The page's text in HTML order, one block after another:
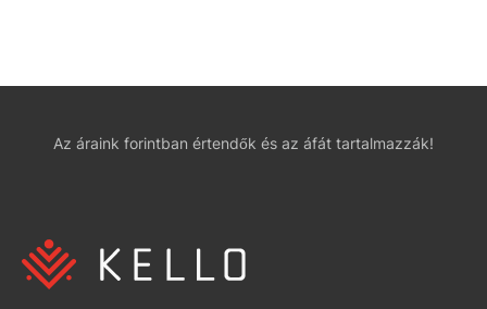
Az áraink forintban értendők és az áfát tartalmazzák!